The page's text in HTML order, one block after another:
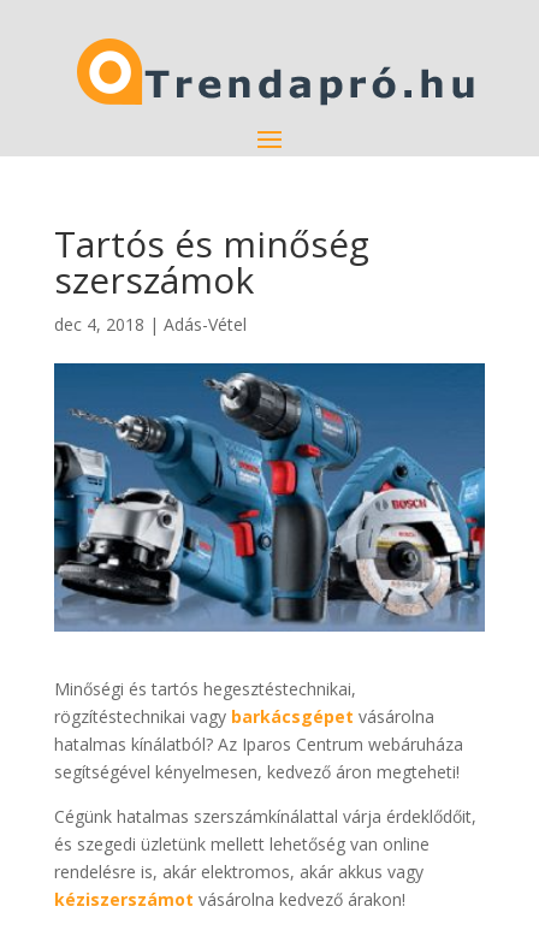
Tartós és minőség
szerszámok
dec 4, 2018 | Adás-Vétel
Minőségi és tartós hegesztéstechnikai,
rögzítéstechnikai vagy barkácsgépet vásárolna
hatalmas kínálatból? Az Iparos Centrum webáruháza
segítségével kényelmesen, kedvező áron megteheti!
Cégünk hatalmas szerszámkínálattal várja érdeklődőit,
és szegedi üzletünk mellett lehetőség van online
rendelésre is, akár elektromos, akár akkus vagy
kéziszerszámot vásárolna kedvező árakon!